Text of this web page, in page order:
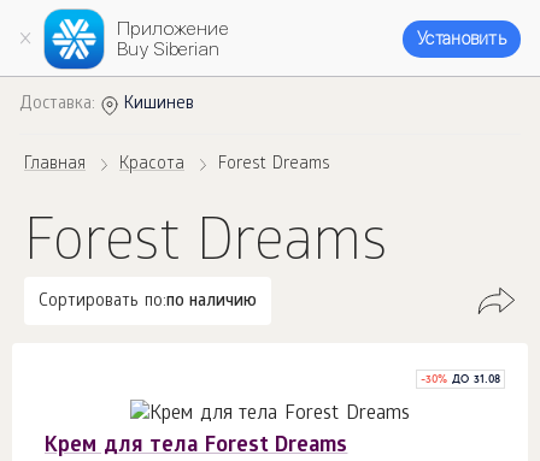
Приложение
Buy Siberian
Установить
Доставка: Кишинев
Главная Красота Forest Dreams
Forest Dreams
Сортировать по:по наличию
-30% ДО 31.08
Крем для тела Forest Dreams